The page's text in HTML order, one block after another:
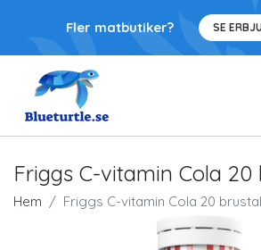
Fler matbutiker? SE
Friggs C-vitamin Cola
Hem Friggs C-vitamin Cola 20